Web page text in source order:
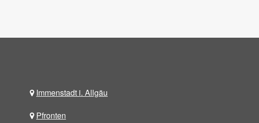
Immenstadt i. Allgäu
Pfronten